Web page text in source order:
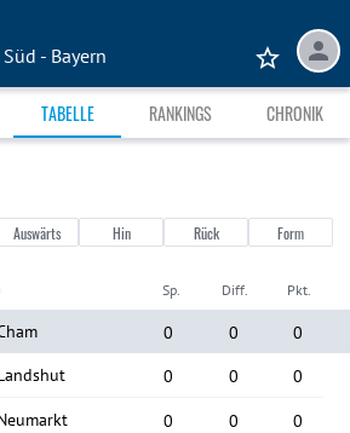
- Bayern
TABELLE RANKINGS CHRONIK
Auswärts Hin Rück Form
Sp. Diff. Pkt.
0 0
0
0 0 0
0 0 0